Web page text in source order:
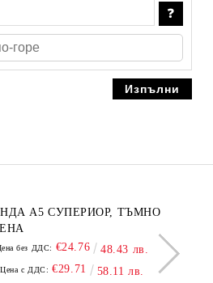
А5 СУПЕРИОР, ТЪМНО
без ДДС: €24.76 48.43 лв.
Цена с ДДС: €29.71 58.11 лв.